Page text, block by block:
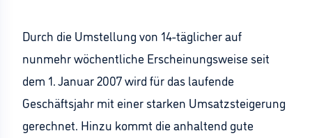
Durch die Umstellung von 14-täglicher auf
nunmehr wöchentliche Erscheinungsweise seit
dem 1. Januar 2007 wird für das laufende
Geschäftsjahr mit einer starken Umsatzsteigerung
gerechnet. Hinzu kommt die anhaltend gute